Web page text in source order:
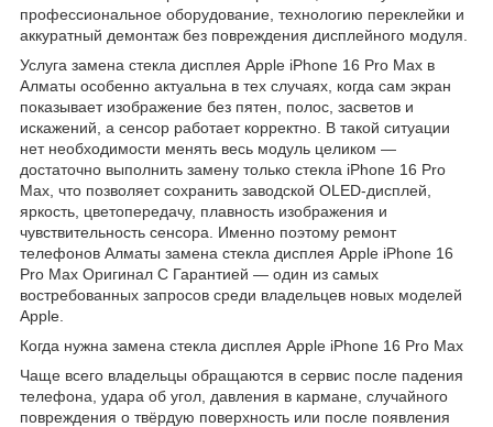
профессиональное оборудование, технологию переклейки и
аккуратный демонтаж без повреждения дисплейного модуля.
Услуга замена стекла дисплея Apple iPhone 16 Pro Max в
Алматы особенно актуальна в тех случаях, когда сам экран
показывает изображение без пятен, полос, засветов и
искажений, а сенсор работает корректно. В такой ситуации
нет необходимости менять весь модуль целиком —
достаточно выполнить замену только стекла iPhone 16 Pro
Max, что позволяет сохранить заводской OLED-дисплей,
яркость, цветопередачу, плавность изображения и
чувствительность сенсора. Именно поэтому ремонт
телефонов Алматы замена стекла дисплея Apple iPhone 16
Pro Max Оригинал С Гарантией — один из самых
востребованных запросов среди владельцев новых моделей
Apple.
Когда нужна замена стекла дисплея Apple iPhone 16 Pro Max
Чаще всего владельцы обращаются в сервис после падения
телефона, удара об угол, давления в кармане, случайного
повреждения о твёрдую поверхность или после появления